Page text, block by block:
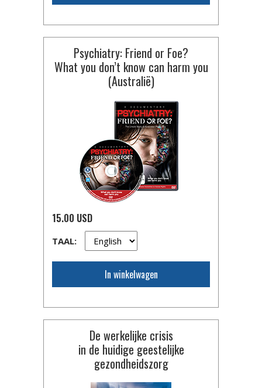
Psychiatry: Friend or Foe?
What you don’t know can harm you
(Australië)
15.00 USD
TAAL:
In winkelwagen
De werkelijke crisis
in de huidige geestelijke
gezondheidszorg